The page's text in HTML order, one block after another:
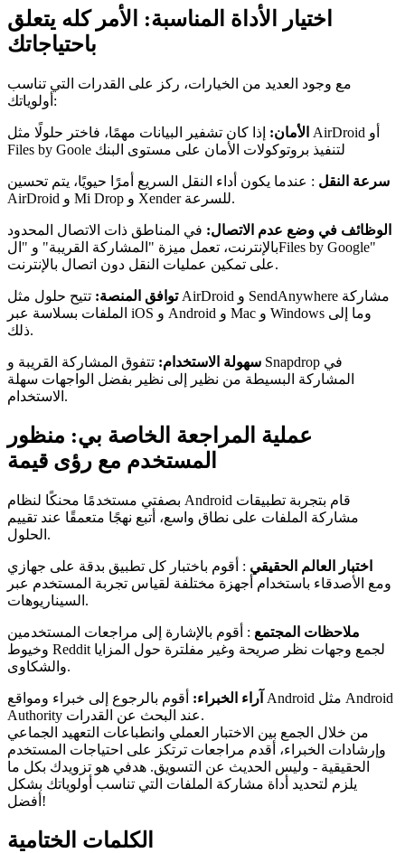
اختيار الأداة المناسبة: الأمر كله يتعلق
باحتياجاتك
مع وجود العديد من الخيارات، ركز على القدرات التي تناسب
أولوياتك:
الأمان: إذا كان تشفير البيانات مهمًا، فاختر حلولًا مثل AirDroid أو
Files by Goole لتنفيذ بروتوكولات الأمان على مستوى البنك
سرعة النقل : عندما يكون أداء النقل السريع أمرًا حيويًا، يتم تحسين
AirDroid و Mi Drop و Xender للسرعة.
الوظائف في وضع عدم الاتصال: في المناطق ذات الاتصال المحدود
بالإنترنت، تعمل ميزة "المشاركة القريبة" و "الFiles by Google"
على تمكين عمليات النقل دون اتصال بالإنترنت.
توافق المنصة: تتيح حلول مثل AirDroid و SendAnywhere مشاركة
الملفات بسلاسة عبر iOS و Android و Mac و Windows وما إلى
ذلك.
سهولة الاستخدام: تتفوق المشاركة القريبة و Snapdrop في
المشاركة البسيطة من نظير إلى نظير بفضل الواجهات سهلة
الاستخدام.
عملية المراجعة الخاصة بي: منظور
المستخدم مع رؤى قيمة
بصفتي مستخدمًا محنكًا لنظام Android قام بتجربة تطبيقات
مشاركة الملفات على نطاق واسع، أتبع نهجًا متعمقًا عند تقييم
الحلول.
اختبار العالم الحقيقي : أقوم باختبار كل تطبيق بدقة على جهازي
ومع الأصدقاء باستخدام أجهزة مختلفة لقياس تجربة المستخدم عبر
السيناريوهات.
ملاحظات المجتمع : أقوم بالإشارة إلى مراجعات المستخدمين
وخيوط Reddit لجمع وجهات نظر صريحة وغير مفلترة حول المزايا
والشكاوى.
آراء الخبراء: أقوم بالرجوع إلى خبراء ومواقع Android مثل Android
Authority عند البحث عن القدرات.
من خلال الجمع بين الاختبار العملي وانطباعات التعهيد الجماعي
وإرشادات الخبراء، أقدم مراجعات ترتكز على احتياجات المستخدم
الحقيقية - وليس الحديث عن التسويق. هدفي هو تزويدك بكل ما
يلزم لتحديد أداة مشاركة الملفات التي تناسب أولوياتك بشكل
أفضل!
الكلمات الختامية